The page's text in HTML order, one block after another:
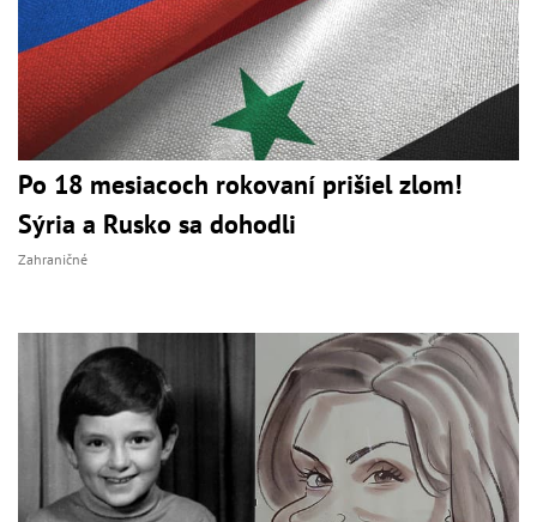
Po 18 mesiacoch rokovaní prišiel zlom!
Sýria a Rusko sa dohodli
Zahraničné